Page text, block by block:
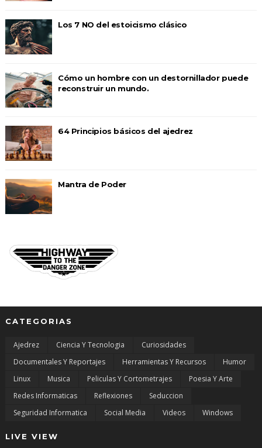
Los 7 NO del estoicismo clásico
Cómo un hombre con un destornillador puede
reconstruir un mundo.
64 Principios básicos del ajedrez
Mantra de Poder
CATEGORIAS
Ajedrez Ciencia Y Tecnologia
Curiosidades
Documentales Y Reportajes
Herramientas Y Recursos
Humor
Linux
Musica Peliculas Y Cortometrajes
Poesia Y Arte
Redes Informaticas
Reflexiones
Seduccion
Seguridad Informatica
Social Media Videos Windows
LIVE VIEW